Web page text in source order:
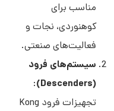
مناسب برای
کوهنوردی، نجات و
فعالیت‌های صنعتی.
سیستم‌های فرود
(Descenders)
:
تجهیزات فرود Kong